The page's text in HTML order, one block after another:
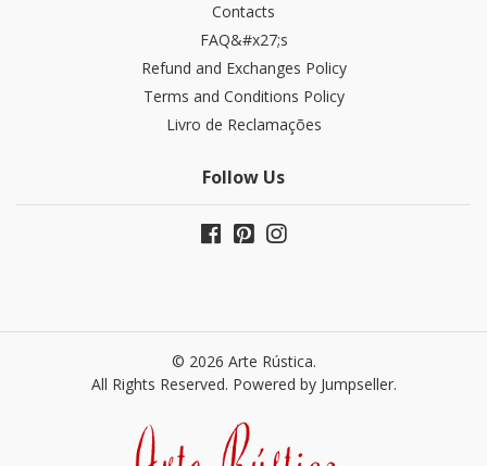
Contacts
FAQ&#x27;s
Refund and Exchanges​ Policy
Terms and Conditions Policy
Livro de Reclamações
Follow Us
© 2026 Arte Rústica.
All Rights Reserved. Powered by Jumpseller.